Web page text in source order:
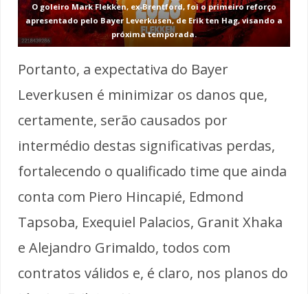
O goleiro Mark Flekken, ex-Brentford, foi o primeiro reforço
apresentado pelo Bayer Leverkusen, de Erik ten Hag, visando a
próxima temporada.
Portanto, a expectativa do Bayer
Leverkusen é minimizar os danos que,
certamente, serão causados por
intermédio destas significativas perdas,
fortalecendo o qualificado time que ainda
conta com Piero Hincapié, Edmond
Tapsoba, Exequiel Palacios, Granit Xhaka
e Alejandro Grimaldo, todos com
contratos válidos e, é claro, nos planos do